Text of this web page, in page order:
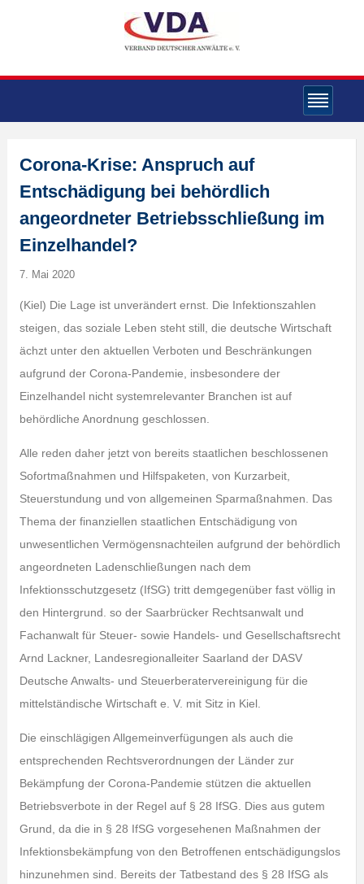
Corona-Krise: Anspruch auf
Entschädigung bei behördlich
angeordneter Betriebsschließung im
Einzelhandel?
7. Mai 2020
(Kiel) Die Lage ist unverändert ernst. Die Infektionszahlen
steigen, das soziale Leben steht still, die deutsche Wirtschaft
ächzt unter den aktuellen Verboten und Beschränkungen
aufgrund der Corona-Pandemie, insbesondere der
Einzelhandel nicht systemrelevanter Branchen ist auf
behördliche Anordnung geschlossen.
Alle reden daher jetzt von bereits staatlichen beschlossenen
Sofortmaßnahmen und Hilfspaketen, von Kurzarbeit,
Steuerstundung und von allgemeinen Sparmaßnahmen. Das
Thema der finanziellen staatlichen Entschädigung von
unwesentlichen Vermögensnachteilen aufgrund der behördlich
angeordneten Ladenschließungen nach dem
Infektionsschutzgesetz (IfSG) tritt demgegenüber fast völlig in
den Hintergrund. so der Saarbrücker Rechtsanwalt und
Fachanwalt für Steuer- sowie Handels- und Gesellschaftsrecht
Arnd Lackner, Landesregionalleiter Saarland der DASV
Deutsche Anwalts- und Steuerberatervereinigung für die
mittelständische Wirtschaft e. V. mit Sitz in Kiel.
Die einschlägigen Allgemeinverfügungen als auch die
entsprechenden Rechtsverordnungen der Länder zur
Bekämpfung der Corona-Pandemie stützen die aktuellen
Betriebsverbote in der Regel auf § 28 IfSG. Dies aus gutem
Grund, da die in § 28 IfSG vorgesehenen Maßnahmen der
Infektionsbekämpfung von den Betroffenen entschädigungslos
hinzunehmen sind. Bereits der Tatbestand des § 28 IfSG als